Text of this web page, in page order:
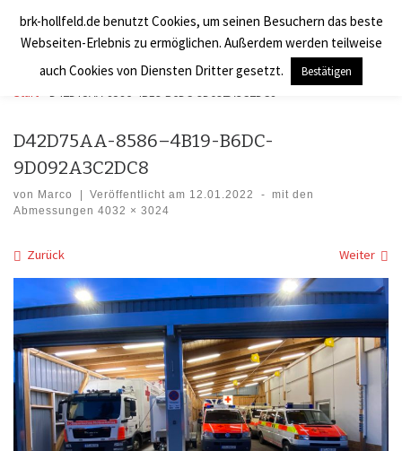
Zum Inhalt springen
BRK Hollfeld LogV
Search
Start D42D75AA-8586-4B19-B6DC-9D092A3C2DC8
D42D75AA-8586–4B19-B6DC-
9D092A3C2DC8
von Marco Veröffentlicht am 12.01.2022 - mit den
Abmessungen 4032 × 3024
Bilder Navigation
Zurück Weiter
brk-hollfeld.de benutzt Cookies, um seinen Besuchern das beste
Webseiten-Erlebnis zu ermöglichen. Außerdem werden teilweise
auch Cookies von Diensten Dritter gesetzt.
Bestätigen